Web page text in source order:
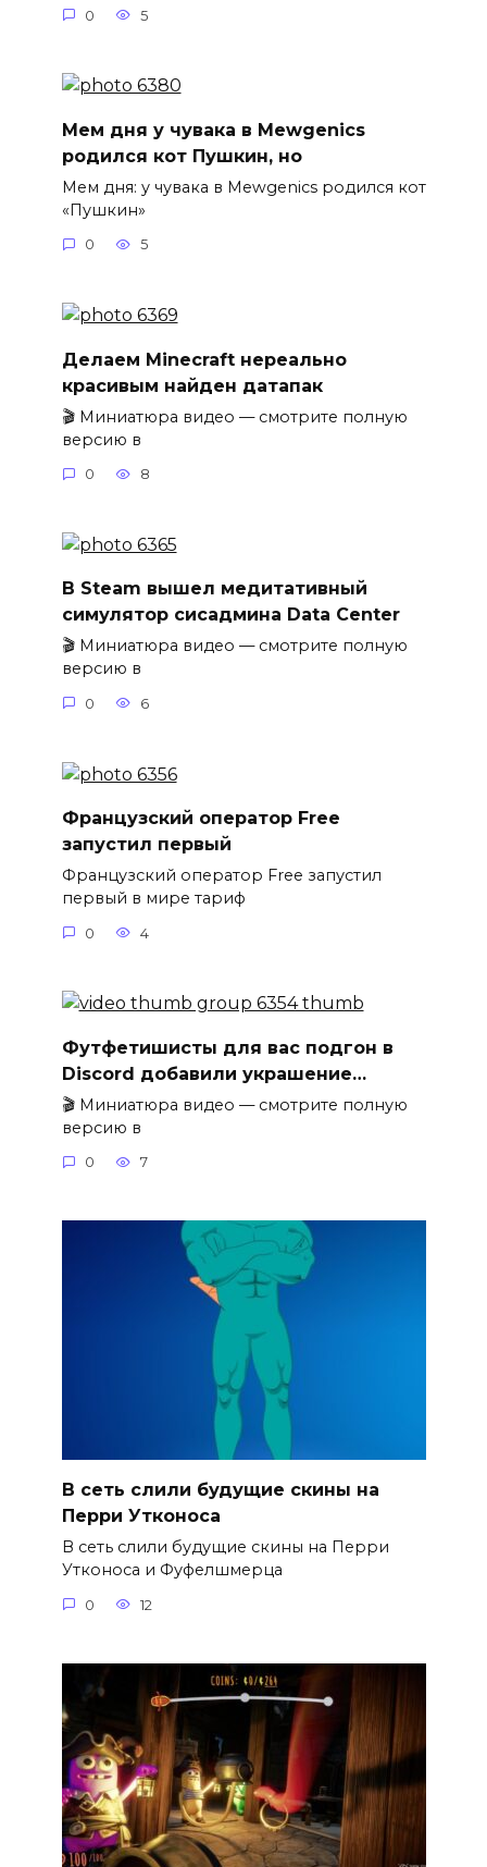
0 5
Мем дня у чувака в Mewgenics
родился кот Пушкин, но
Мем дня: у чувака в Mewgenics родился кот
«Пушкин»
0 5
Делаем Minecraft нереально
красивым найден датапак
🎬 Миниатюра видео — смотрите полную
версию в
0 8
В Steam вышел медитативный
симулятор сисадмина Data Center
🎬 Миниатюра видео — смотрите полную
версию в
0 6
Французский оператор Free
запустил первый
Французский оператор Free запустил
первый в мире тариф
0 4
Футфетишисты для вас подгон в
Discord добавили украшение…
🎬 Миниатюра видео — смотрите полную
версию в
0 7
В сеть слили будущие скины на
Перри Утконоса
В сеть слили будущие скины на Перри
Утконоса и Фуфелшмерца
0 12